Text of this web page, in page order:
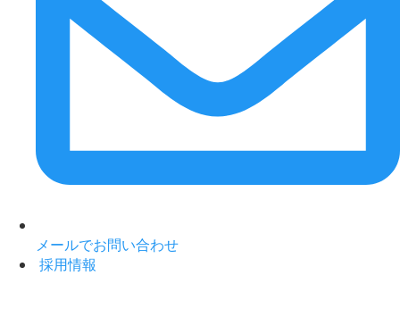
メールでお問い合わせ
採用情報